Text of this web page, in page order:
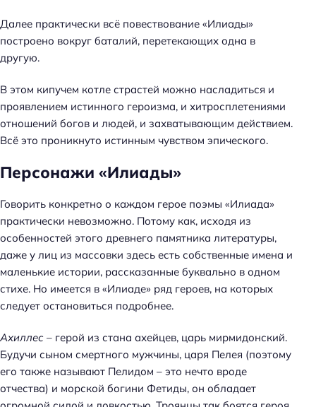
Далее практически всё повествование «Илиады»
построено вокруг баталий, перетекающих одна в
другую.
В этом кипучем котле страстей можно насладиться и
проявлением истинного героизма, и хитросплетениями
отношений богов и людей, и захватывающим действием.
Всё это проникнуто истинным чувством эпического.
Персонажи «Илиады»
Говорить конкретно о каждом герое поэмы «Илиада»
практически невозможно. Потому как, исходя из
особенностей этого древнего памятника литературы,
даже у лиц из массовки здесь есть собственные имена и
маленькие истории, рассказанные буквально в одном
стихе. Но имеется в «Илиаде» ряд героев, на которых
следует остановиться подробнее.
Ахиллес – герой из стана ахейцев, царь мирмидонский.
Будучи сыном смертного мужчины, царя Пелея (поэтому
его также называют Пелидом – это нечто вроде
отчества) и морской богини Фетиды, он обладает